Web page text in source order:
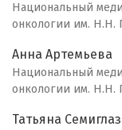
Национальный
онкологии им. Н.Н.
Анна Артемьева
Национальный
онкологии им. Н.Н.
Татьяна